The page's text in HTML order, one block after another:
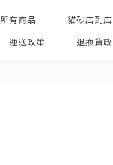
所有商品 貓砂店到店
運送政策 退換貨